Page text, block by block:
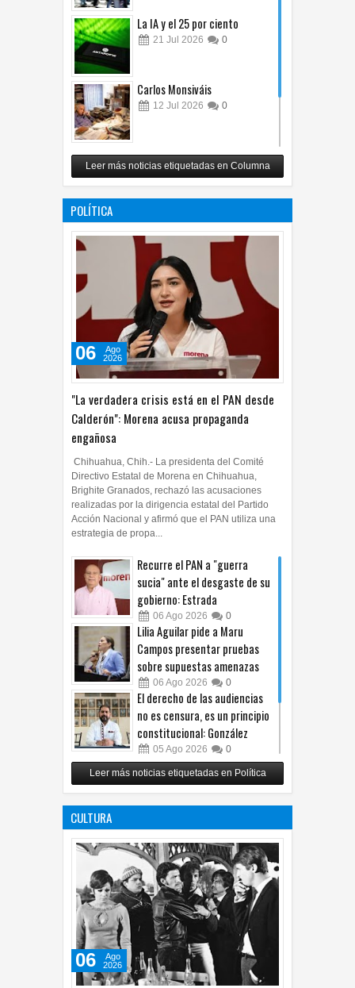
La IA y el 25 por ciento
21 Jul 2026 0
Carlos Monsiváis
12 Jul 2026 0
Revuelo en la inteligencia
artificial
07 Jul 2026 0
Leer más noticias etiquetadas en Columna
POLÍTICA
"La verdadera crisis está en el PAN desde
Calderón": Morena acusa propaganda
engañosa
06
Ago
2026
Chihuahua, Chih.- La presidenta del Comité
Directivo Estatal de Morena en Chihuahua,
Brighite Granados, rechazó las acusaciones
realizadas por la dirigencia estatal del Partido
Acción Nacional y afirmó que el PAN utiliza una
estrategia de propa...
Recurre el PAN a "guerra
sucia" ante el desgaste de su
gobierno: Estrada
06 Ago 2026 0
Lilia Aguilar pide a Maru
Campos presentar pruebas
sobre supuestas amenazas
06 Ago 2026 0
El derecho de las audiencias
no es censura, es un principio
constitucional: González
05 Ago 2026 0
Relanza Villalobos programa
de afiliación del PRI en
Leer más noticias etiquetadas en Política
CULTURA
06
Ago
2026